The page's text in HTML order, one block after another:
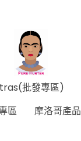
批發專區)
區 摩洛哥產品